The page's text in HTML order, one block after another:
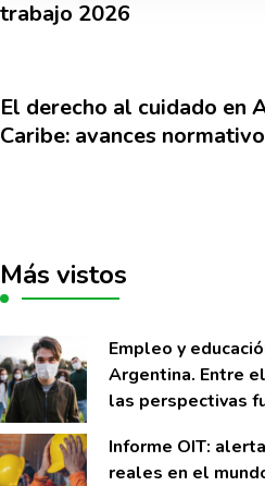
trabajo 2026
El derecho al cuidado en
Caribe: avances
Más vistos
Empleo y
Argentina. Entre
las perspectivas
Informe OIT:
reales en el